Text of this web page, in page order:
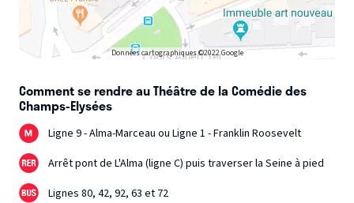
Données cartographiques ©2022 Google
Comment se rendre au Théâtre de la Comédie des
Champs-Elysées
Ligne 9 - Alma-Marceau ou Ligne 1 - Franklin Roosevelt
Arrêt pont de L'Alma (ligne C) puis traverser la Seine à pied
Lignes 80, 42, 92, 63 et 72